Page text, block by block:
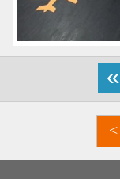
«
<